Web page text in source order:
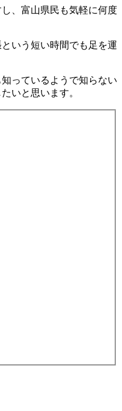
、富山県民も気軽に何度
いう短い時間でも足を運
っているようで知らない
いと思います。